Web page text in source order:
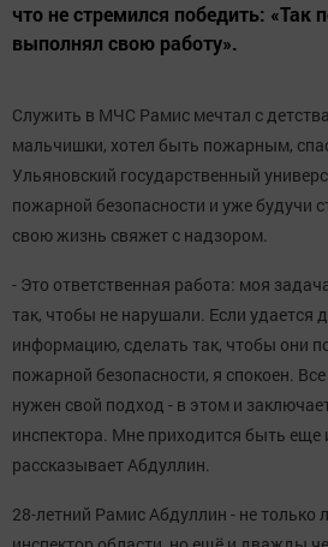
что не стремился победить: «Так
выполнял свою работу».
Служить в МЧС Рамис мечтал с
мальчишки, хотел быть пожарным,
Ульяновский государственный
пожарной безопасности и уже будучи
свою жизнь свяжет с надзором.
- Это ответственная работа: моя
так, чтобы не нарушали. Если удается
информацию, сделать так, чтобы они
пожарной безопасности, я спокоен.
нужен свой подход - в этом и
инспектора. Мне приходится быть еще
рассказывает Абдуллин.
28-летний Рамис Абдуллин - не